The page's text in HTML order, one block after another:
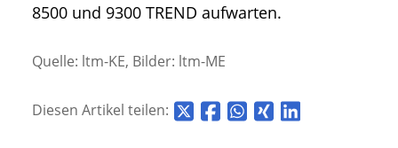
8500 und 9300 TREND aufwarten.
Quelle: ltm-KE, Bilder: ltm-ME
Diesen Artikel teilen: